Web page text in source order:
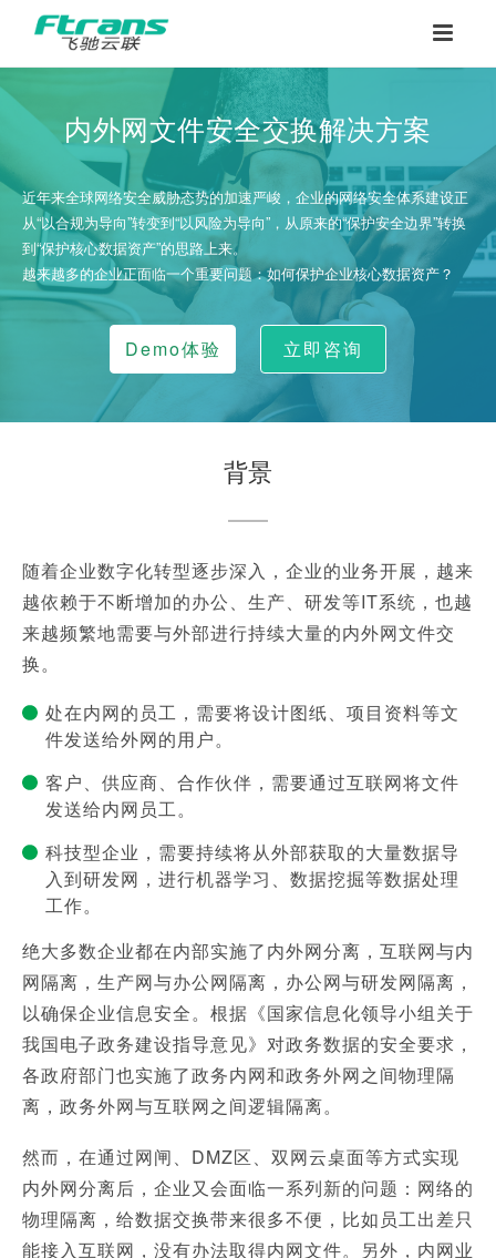
内外网文件安全交换解决方案
近年来全球网络安全威胁态势的加速严峻，企业的网络安全体系建设正
从“以合规为导向”转变到“以风险为导向”，从原来的“保护安全边界”转换
到“保护核心数据资产”的思路上来。
越来越多的企业正面临一个重要问题：如何保护企业核心数据资产？
Demo体验 立即咨询
背景
随着企业数字化转型逐步深入，企业的业务开展，越来
越依赖于不断增加的办公、生产、研发等IT系统，也越
来越频繁地需要与外部进行持续大量的内外网文件交
换。
处在内网的员工，需要将设计图纸、项目资料等文
件发送给外网的用户。
客户、供应商、合作伙伴，需要通过互联网将文件
发送给内网员工。
科技型企业，需要持续将从外部获取的大量数据导
入到研发网，进行机器学习、数据挖掘等数据处理
工作。
绝大多数企业都在内部实施了内外网分离，互联网与内
网隔离，生产网与办公网隔离，办公网与研发网隔离，
以确保企业信息安全。根据《国家信息化领导小组关于
我国电子政务建设指导意见》对政务数据的安全要求，
各政府部门也实施了政务内网和政务外网之间物理隔
离，政务外网与互联网之间逻辑隔离。
然而，在通过网闸、DMZ区、双网云桌面等方式实现
内外网分离后，企业又会面临一系列新的问题：网络的
物理隔离，给数据交换带来很多不便，比如员工出差只
能接入互联网，没有办法取得内网文件。另外，内网业